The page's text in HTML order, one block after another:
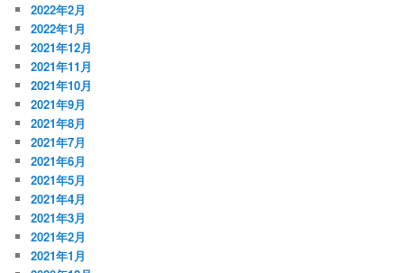
2022年2月
2022年1月
2021年12月
2021年11月
2021年10月
2021年9月
2021年8月
2021年7月
2021年6月
2021年5月
2021年4月
2021年3月
2021年2月
2021年1月